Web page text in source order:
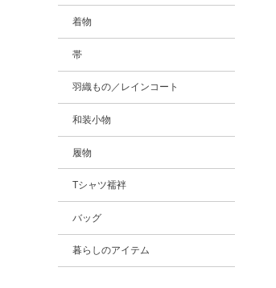
着物
帯
羽織もの／レインコート
和装小物
履物
Tシャツ襦袢
バッグ
暮らしのアイテム